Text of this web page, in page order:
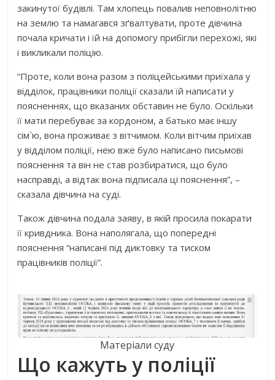
закинутої будівлі. Там хлопець повалив неповнолітню
на землю та намагався зґвалтувати, проте дівчина
почала кричати і їй на допомогу прибігли перехожі, які
і викликали поліцію.
“Проте, коли вона разом з поліцейськими приїхала у
відділок, працівники поліції сказали їй написати у
поясненнях, що вказаних обставин не було. Оскільки
її мати перебуває за кордоном, а батько має іншу
сім`ю, вона проживає з вітчимом. Коли вітчим приїхав
у відділом поліції, нею вже було написано письмові
пояснення та він не став розбиратися, що було
насправді, а відтак вона підписала ці пояснення”, –
сказала дівчина на суді.
Також дівчина подала заяву, в якій просила покарати
її кривдника. Вона наполягала, що попередні
пояснення “написані під диктовку та тиском
працівників поліції”.
Матеріали суду
Що кажуть у поліції